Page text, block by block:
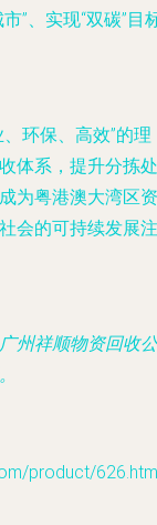
”、实现“双碳”目
环保、高效”的理
体系，提升分拣处
为粤港澳大湾区资
会的可持续发展注
州祥顺物资回收公
product/